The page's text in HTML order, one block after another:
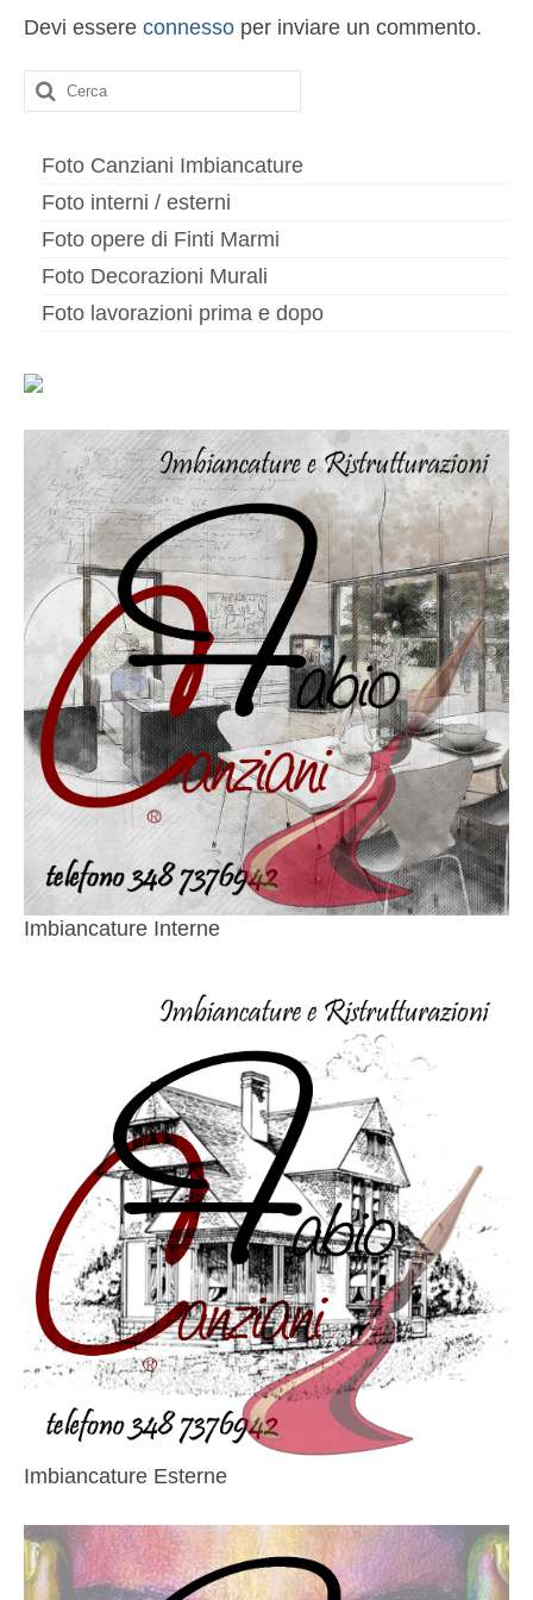
Altri servizi
Controsoffitti
Posa pavimento laminato
Muratura
Devi essere connesso per inviare un commento.
Cerca:
Foto Canziani Imbiancature
Foto interni / esterni
Foto opere di Finti Marmi
Foto Decorazioni Murali
Foto lavorazioni prima e dopo
Imbiancature Interne
Imbiancature Esterne